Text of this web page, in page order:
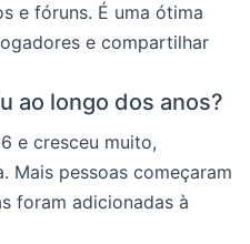
e fóruns. É uma ótima
e compartilhar
ao longo dos anos?
e cresceu muito,
Mais pessoas começaram
foram adicionadas à